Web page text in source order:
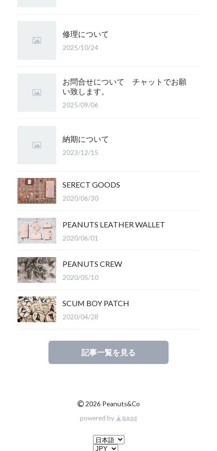
修理について
2025/10/24
お問合せについて チャットでお願
い致します。
2025/09/06
納期について
2023/12/15
SERECT GOODS
2020/06/30
PEANUTS LEATHER WALLET
2020/06/01
PEANUTS CREW
2020/05/10
SCUM BOY PATCH
2020/04/28
記事一覧を見る
© 2026 Peanuts&Co
powered by